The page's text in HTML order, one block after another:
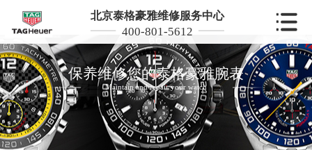
北京泰格豪雅维修服务中心
400-801-5612
保养维修您的泰格豪雅腕表
Maintain and repair your watch
2026年6月泰格豪雅北京市售后服务网络优化升级公告